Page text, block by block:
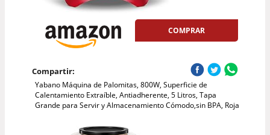
COMPRAR
Compartir:
Yabano Máquina de Palomitas, 800W, Superficie de
Calentamiento Extraíble, Antiadherente, 5 Litros, Tapa
Grande para Servir y Almacenamiento Cómodo,sin BPA, Roja